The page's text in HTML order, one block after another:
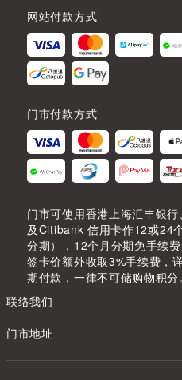
网站付款方式
门市付款方式
门市可使用香港上海汇丰银
及Citibank 信用卡作12或24
分期），12个月分期免手续
签卡价额外收取3%手续费，
期付款，一律不可储购物积分。
联络我们
门市地址